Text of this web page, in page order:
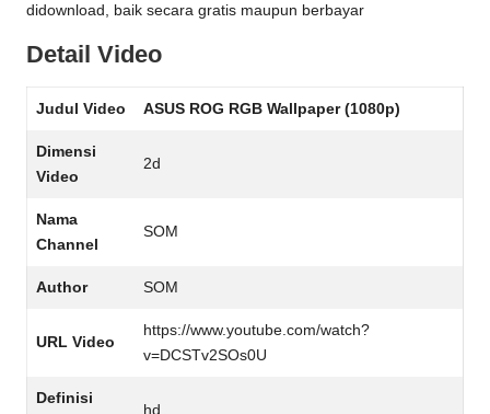
didownload, baik secara gratis maupun berbayar
Detail Video
Judul Video ASUS ROG RGB Wallpaper (1080p)
Dimensi
Video
2d
Nama
Channel
SOM
Author SOM
URL Video
https://www.youtube.com/watch?
v=DCSTv2SOs0U
Definisi
hd